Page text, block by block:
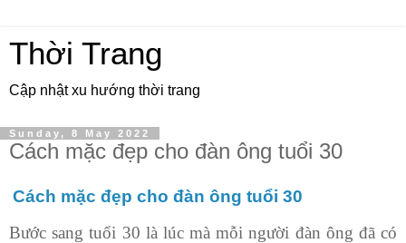
Thời Trang
Cập nhật xu hướng thời trang
Sunday, 8 May 2022
Cách mặc đẹp cho đàn ông tuổi 30
Cách mặc đẹp cho đàn ông tuổi 30
Bước sang tuổi 30 là lúc mà mỗi người đàn ông đã có